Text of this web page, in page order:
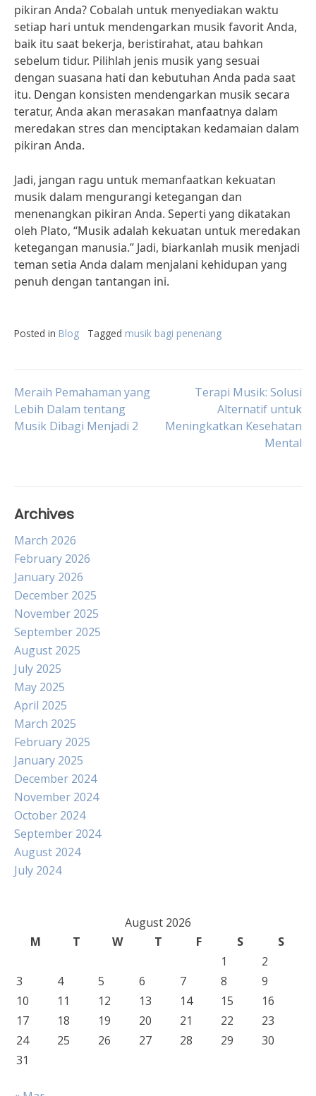
pikiran Anda? Cobalah untuk menyediakan waktu
setiap hari untuk mendengarkan musik favorit Anda,
baik itu saat bekerja, beristirahat, atau bahkan
sebelum tidur. Pilihlah jenis musik yang sesuai
dengan suasana hati dan kebutuhan Anda pada saat
itu. Dengan konsisten mendengarkan musik secara
teratur, Anda akan merasakan manfaatnya dalam
meredakan stres dan menciptakan kedamaian dalam
pikiran Anda.
Jadi, jangan ragu untuk memanfaatkan kekuatan
musik dalam mengurangi ketegangan dan
menenangkan pikiran Anda. Seperti yang dikatakan
oleh Plato, “Musik adalah kekuatan untuk meredakan
ketegangan manusia.” Jadi, biarkanlah musik menjadi
teman setia Anda dalam menjalani kehidupan yang
penuh dengan tantangan ini.
Posted in Blog Tagged musik bagi penenang
Post
navigation
Meraih Pemahaman yang
Lebih Dalam tentang
Musik Dibagi Menjadi 2
Terapi Musik: Solusi
Alternatif untuk
Meningkatkan Kesehatan
Mental
Archives
March 2026
February 2026
January 2026
December 2025
November 2025
September 2025
August 2025
July 2025
May 2025
April 2025
March 2025
February 2025
January 2025
December 2024
November 2024
October 2024
September 2024
August 2024
July 2024
August 2026
M
T W T F S
S
1
2
3
4 5 6 7 8
9
10
11 12 13 14 15
16
17
18 19 20 21 22
23
24
25 26 27 28 29
30
31